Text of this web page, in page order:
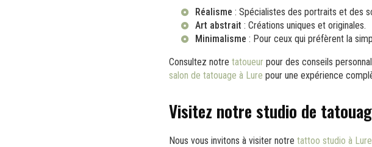
Réalisme : Spécialistes des portraits et des
Art abstrait : Créations uniques et originales.
Minimalisme : Pour ceux qui préfèrent la
Consultez notre tatoueur pour des conseils
salon de tatouage à Lure pour une expérience
Visitez notre studio de
Nous vous invitons à visiter notre tattoo studio à Lure